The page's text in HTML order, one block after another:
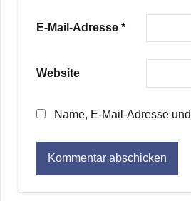
E-Mail-Adresse *
Website
Name, E-Mail-Adresse